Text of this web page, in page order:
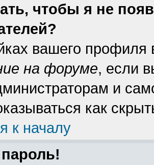
чтобы я не
вашего
на форуме, если
и
как
к началу